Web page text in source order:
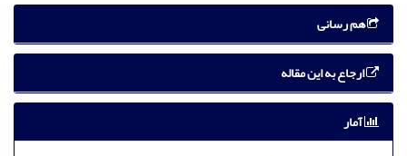
هم رسانی
ارجاع به این مقاله
آمار